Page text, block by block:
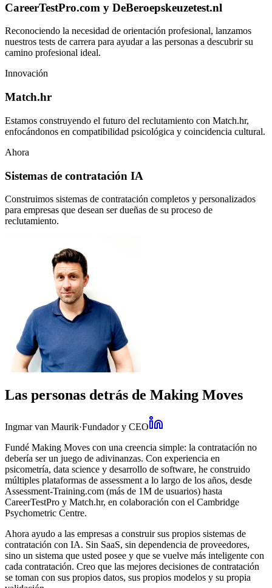
CareerTestPro.com y DeBeroepskeuzetest.nl
Reconociendo la necesidad de orientación profesional, lanzamos
nuestros tests de carrera para ayudar a las personas a descubrir su
camino profesional ideal.
Innovación
Match.hr
Estamos construyendo el futuro del reclutamiento con Match.hr,
enfocándonos en compatibilidad psicológica y coincidencia cultural.
Ahora
Sistemas de contratación IA
Construimos sistemas de contratación completos y personalizados
para empresas que desean ser dueñas de su proceso de
reclutamiento.
Las personas detrás de Making Moves
Ingmar van Maurik·Fundador y CEO
Fundé Making Moves con una creencia simple: la contratación no
debería ser un juego de adivinanzas. Con experiencia en
psicometría, data science y desarrollo de software, he construido
múltiples plataformas de assessment a lo largo de los años, desde
Assessment-Training.com (más de 1M de usuarios) hasta
CareerTestPro y Match.hr, en colaboración con el Cambridge
Psychometric Centre.
Ahora ayudo a las empresas a construir sus propios sistemas de
contratación con IA. Sin SaaS, sin dependencia de proveedores,
sino un sistema que usted posee y que se vuelve más inteligente con
cada contratación. Creo que las mejores decisiones de contratación
se toman con sus propios datos, sus propios modelos y su propia